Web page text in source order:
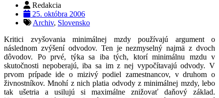
Redakcia
25. októbra 2006
Archiv, Slovensko
Kritici zvyšovania minimálnej mzdy používajú argument o
následnom zvýšení odvodov. Ten je nezmyselný najmä z dvoch
dôvodov. Po prvé, týka sa iba tých, ktorí minimálnu mzdu v
skutočnosti nepoberajú, iba sa im z nej vypočítavajú odvody. V
prvom prípade ide o mizivý podiel zamestnancov, v druhom o
živnostníkov. Mnohí z nich platia odvody z minimálnej mzdy, lebo
tak ušetria a usilujú si maximálne znižovať daňový základ.